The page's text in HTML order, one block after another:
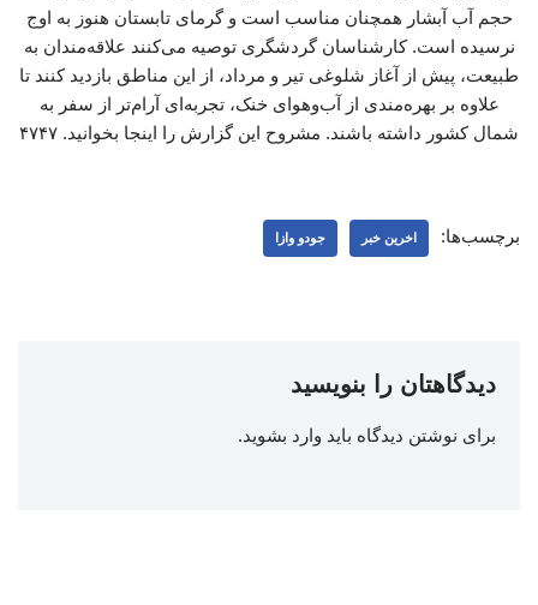
حجم آب آبشار همچنان مناسب است و گرمای تابستان هنوز به اوج
نرسیده است. کارشناسان گردشگری توصیه می‌کنند علاقه‌مندان به
طبیعت، پیش از آغاز شلوغی تیر و مرداد، از این مناطق بازدید کنند تا
علاوه بر بهره‌مندی از آب‌وهوای خنک، تجربه‌ای آرام‌تر از سفر به
شمال کشور داشته باشند. مشروح این گزارش را اینجا بخوانید. ۴۷۴۷
برچسب‌ها: اخرین خبر جودو وازا
دیدگاهتان را بنویسید
برای نوشتن دیدگاه باید وارد بشوید.